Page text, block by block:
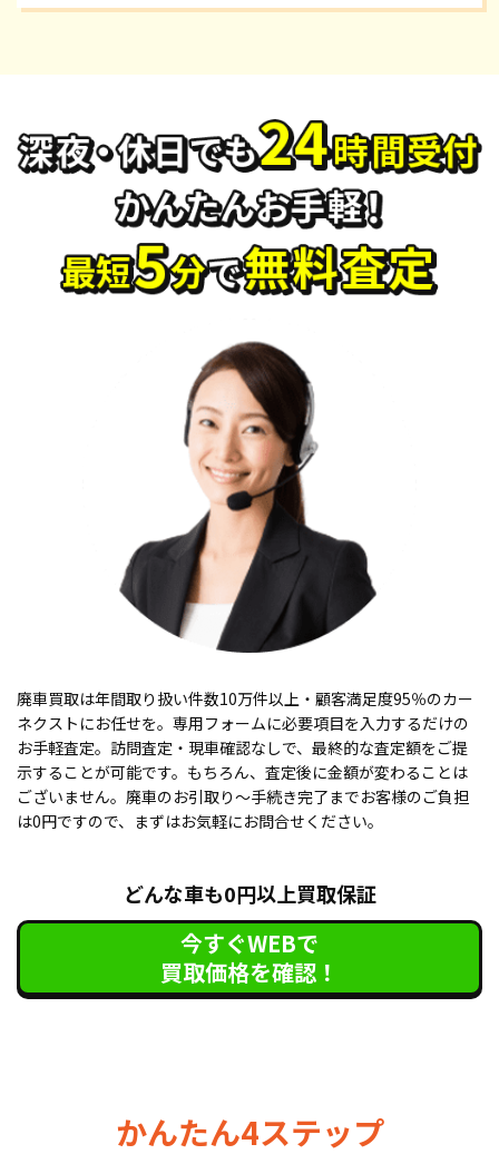
廃車買取は年間取り扱い件数10万件以上・顧客満足度95％のカー
ネクストにお任せを。専用フォームに必要項目を入力するだけの
お手軽査定。訪問査定・現車確認なしで、最終的な査定額をご提
示することが可能です。もちろん、査定後に金額が変わることは
ございません。廃車のお引取り〜手続き完了までお客様のご負担
は0円ですので、まずはお気軽にお問合せください。
どんな車も0円以上買取保証
今すぐWEBで
買取価格を確認！
かんたん4ステップ